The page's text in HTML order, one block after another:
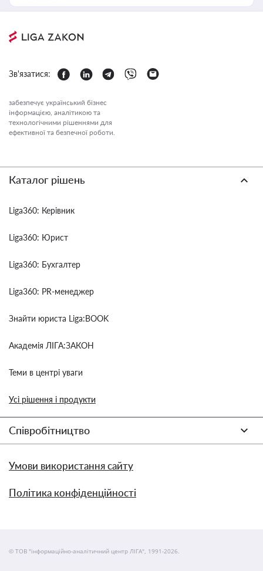
Зв'язатися:
забезпечує український бізнес
інформацією, аналітикою та
технологічними рішеннями для
ефективної та безпечної роботи.
Каталог рішень
Liga360: Керівник
Liga360: Юрист
Liga360: Бухгалтер
Liga360: PR-менеджер
Знайти юриста Liga:BOOK
Академія ЛІГА:ЗАКОН
Теми в центрі уваги
Усі рішення і продукти
Співробітництво
Умови використання сайту
Політика конфіденційності
© ТОВ "інформаційно-аналітичний центр ЛІГА", 1991-2026.